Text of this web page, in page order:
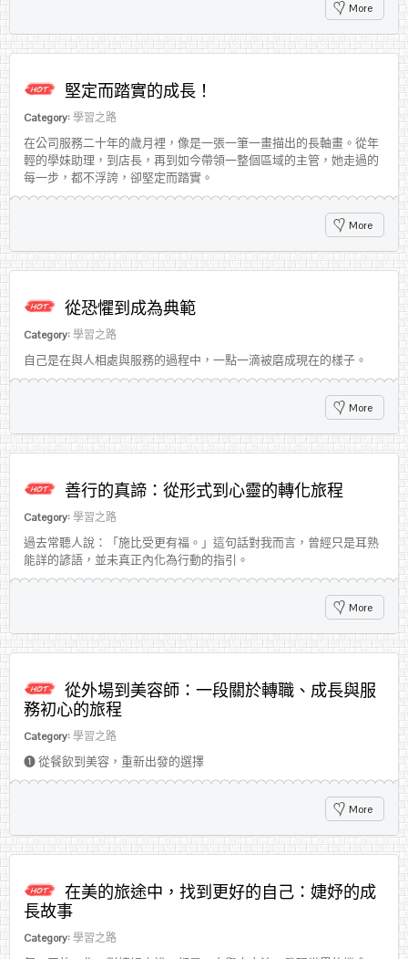
More
堅定而踏實的成長！
Category: 學習之路
在公司服務二十年的歲月裡，像是一張一筆一畫描出的長軸畫。從年
輕的學妹助理，到店長，再到如今帶領一整個區域的主管，她走過的
每一步，都不浮誇，卻堅定而踏實。
More
從恐懼到成為典範
Category: 學習之路
自己是在與人相處與服務的過程中，一點一滴被磨成現在的樣子。
More
善行的真諦：從形式到心靈的轉化旅程
Category: 學習之路
過去常聽人說：「施比受更有福。」這句話對我而言，曾經只是耳熟
能詳的諺語，並未真正內化為行動的指引。
More
從外場到美容師：一段關於轉職、成長與服
務初心的旅程
Category: 學習之路
➊ 從餐飲到美容，重新出發的選擇
More
在美的旅途中，找到更好的自己：婕妤的成
長故事
Category: 學習之路